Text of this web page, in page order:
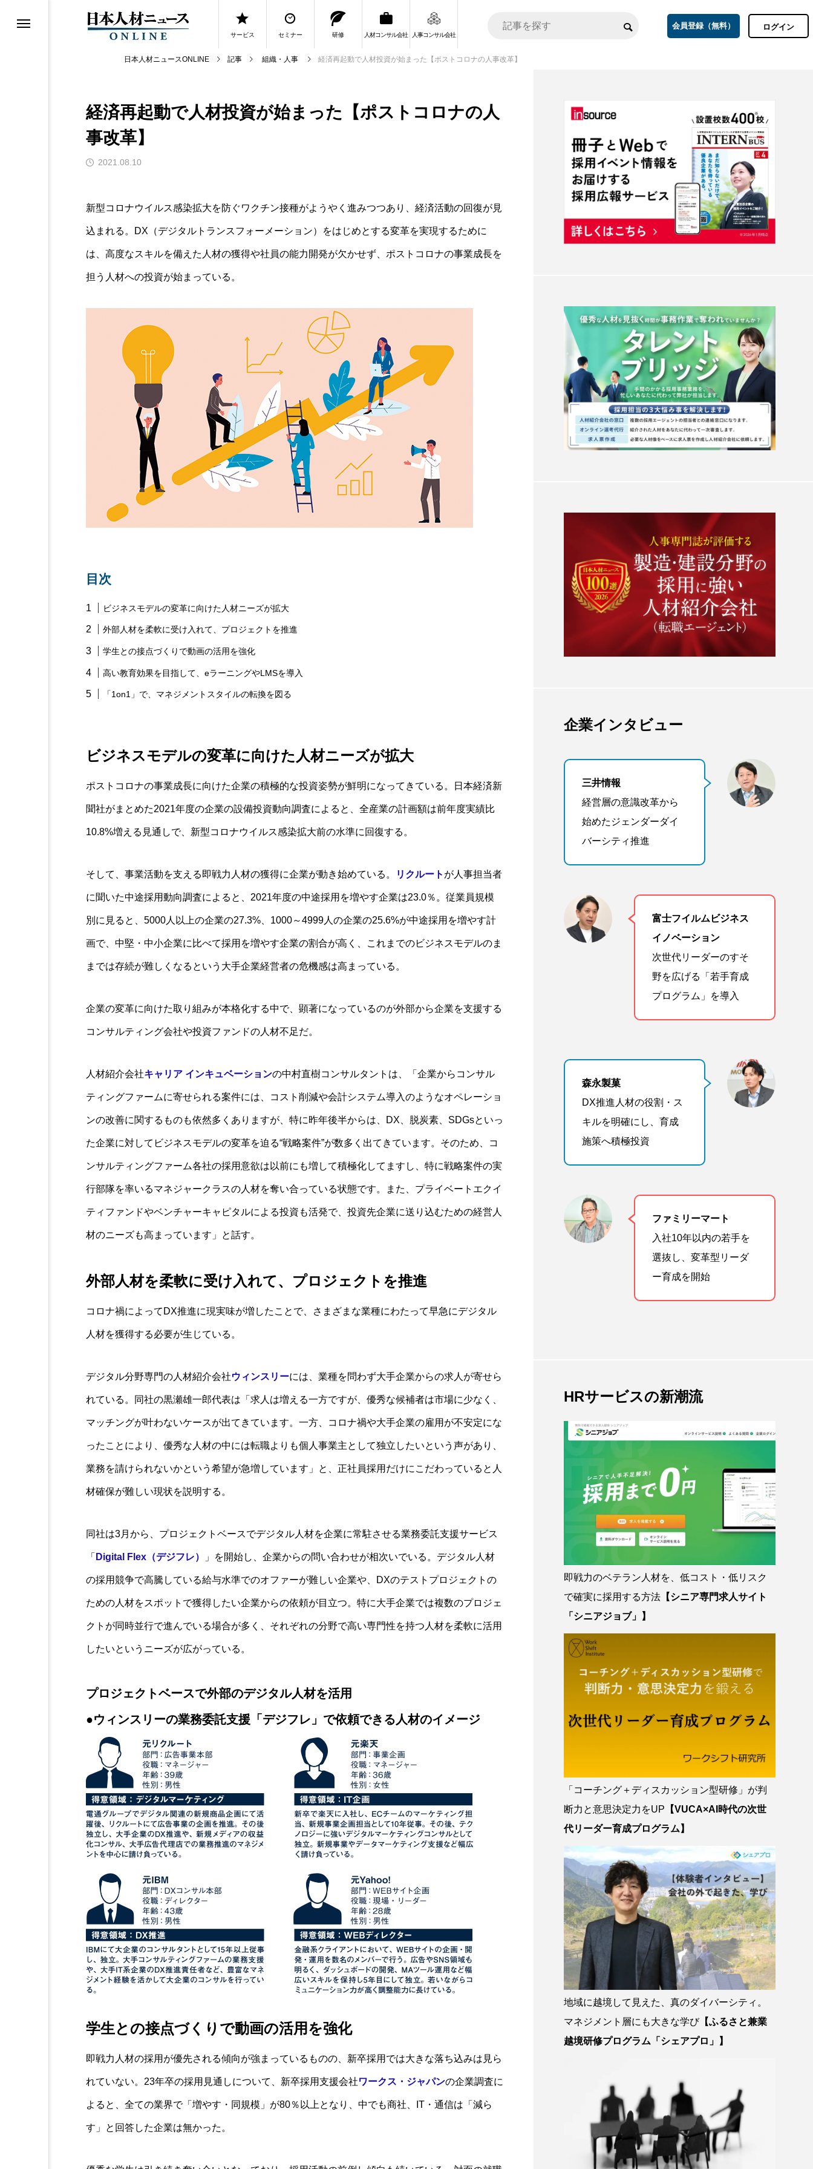
サービス セミナー 研修 人材コンサル会社 人事コンサル会社
日本人材ニュースONLINE 記事 組織・人事 経済再起動で人材投資が始まった【ポストコロナの人事改革】
会員登録（無料） ログイン
経済再起動で人材投資が始まった【ポストコロナの人
事改革】
2021.08.10
新型コロナウイルス感染拡大を防ぐワクチン接種がようやく進みつつあり、経済活動の回復が見
込まれる。DX（デジタルトランスフォーメーション）をはじめとする変革を実現するために
は、高度なスキルを備えた人材の獲得や社員の能力開発が欠かせず、ポストコロナの事業成長を
担う人材への投資が始まっている。
目次
ビジネスモデルの変革に向けた人材ニーズが拡大
外部人材を柔軟に受け入れて、プロジェクトを推進
学生との接点づくりで動画の活用を強化
高い教育効果を目指して、eラーニングやLMSを導入
「1on1」で、マネジメントスタイルの転換を図る
ビジネスモデルの変革に向けた人材ニーズが拡大
ポストコロナの事業成長に向けた企業の積極的な投資姿勢が鮮明になってきている。日本経済新
聞社がまとめた2021年度の企業の設備投資動向調査によると、全産業の計画額は前年度実績比
10.8%増える見通しで、新型コロナウイルス感染拡大前の水準に回復する。
そして、事業活動を支える即戦力人材の獲得に企業が動き始めている。 リクルート が人事担当者
に聞いた中途採用動向調査によると、2021年度の中途採用を増やす企業は23.0％。従業員規模
別に見ると、5000人以上の企業の27.3%、1000～4999人の企業の25.6%が中途採用を増やす計
画で、中堅・中小企業に比べて採用を増やす企業の割合が高く、これまでのビジネスモデルのま
までは存続が難しくなるという大手企業経営者の危機感は高まっている。
企業の変革に向けた取り組みが本格化する中で、顕著になっているのが外部から企業を支援する
コンサルティング会社や投資ファンドの人材不足だ。
人材紹介会社キャリア インキュベーションの中村直樹コンサルタントは、「企業からコンサル
ティングファームに寄せられる案件には、コスト削減や会計システム導入のようなオペレーショ
ンの改善に関するものも依然多くありますが、特に昨年後半からは、DX、脱炭素、SDGsといっ
た企業に対してビジネスモデルの変革を迫る“戦略案件”が数多く出てきています。そのため、コ
ンサルティングファーム各社の採用意欲は以前にも増して積極化してますし、特に戦略案件の実
行部隊を率いるマネジャークラスの人材を奪い合っている状態です。また、プライベートエクイ
ティファンドやベンチャーキャピタルによる投資も活発で、投資先企業に送り込むための経営人
材のニーズも高まっています」と話す。
外部人材を柔軟に受け入れて、プロジェクトを推進
コロナ禍によってDX推進に現実味が増したことで、さまざまな業種にわたって早急にデジタル
人材を獲得する必要が生じている。
デジタル分野専門の人材紹介会社ウィンスリーには、業種を問わず大手企業からの求人が寄せら
れている。同社の黒瀬雄一郎代表は「求人は増える一方ですが、優秀な候補者は市場に少なく、
マッチングが叶わないケースが出てきています。一方、コロナ禍や大手企業の雇用が不安定にな
ったことにより、優秀な人材の中には転職よりも個人事業主として独立したいという声があり、
業務を請けられないかという希望が急増しています」と、正社員採用だけにこだわっていると人
材確保が難しい現状を説明する。
同社は3月から、プロジェクトベースでデジタル人材を企業に常駐させる業務委託支援サービス
「 Digital Flex（デジフレ） 」を開始し、企業からの問い合わせが相次いでいる。デジタル人材
の採用競争で高騰している給与水準でのオファーが難しい企業や、DXのテストプロジェクトの
ための人材をスポットで獲得したい企業からの依頼が目立つ。特に大手企業では複数のプロジェ
クトが同時並行で進んでいる場合が多く、それぞれの分野で高い専門性を持つ人材を柔軟に活用
したいというニーズが広がっている。
プロジェクトベースで外部のデジタル人材を活用
●ウィンスリーの業務委託支援「デジフレ」で依頼できる人材のイメージ
学生との接点づくりで動画の活用を強化
即戦力人材の採用が優先される傾向が強まっているものの、新卒採用では大きな落ち込みは見ら
れていない。23年卒の採用見通しについて、新卒採用支援会社ワークス・ジャパンの企業調査に
よると、全ての業界で「増やす・同規模」が80％以上となり、中でも商社、IT・通信は「減ら
す」と回答した企業は無かった。
企業インタビュー
三井情報
経営層の意識改革から
始めたジェンダーダイ
バーシティ推進
富士フイルムビジネス
イノベーション
次世代リーダーのすそ
野を広げる「若手育成
プログラム」を導入
森永製菓
DX推進人材の役割・ス
キルを明確にし、育成
施策へ積極投資
ファミリーマート
入社10年以内の若手を
選抜し、変革型リーダ
ー育成を開始
HRサービスの新潮流
即戦力のベテラン人材を、低コスト・低リスク
で確実に採用する方法 【シニア専門求人サイト
「シニアジョブ」】
「コーチング＋ディスカッション型研修」が判
断力と意思決定力をUP 【VUCA×AI時代の次世
代リーダー育成プログラム】
地域に越境して見えた、真のダイバーシティ。
マネジメント層にも大きな学び【ふるさと兼業
越境研修プログラム「シェアプロ」】